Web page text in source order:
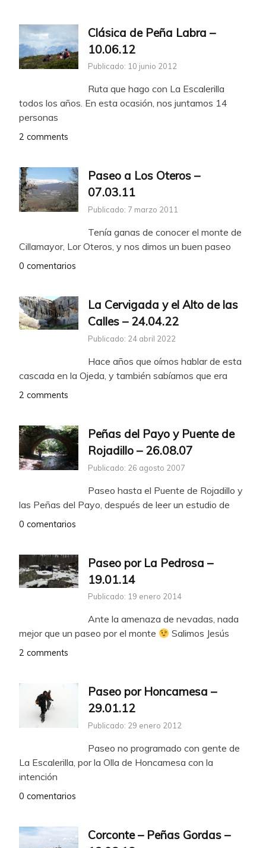
Clásica de Peña Labra –
10.06.12
Publicado: 10 junio 2012
Ruta que hago con La Escalerilla
todos los años. En esta ocasión, nos juntamos 14
personas
2 comments
Paseo a Los Oteros –
07.03.11
Publicado: 7 marzo 2011
Tenía ganas de conocer el monte de
Cillamayor, Lor Oteros, y nos dimos un buen paseo
0 comentarios
La Cervigada y el Alto de las
Calles – 24.04.22
Publicado: 24 abril 2022
Hace años que oímos hablar de esta
cascada en la Ojeda, y también sabíamos que era
2 comments
Peñas del Payo y Puente de
Rojadillo – 26.08.07
Publicado: 26 agosto 2007
Paseo hasta el Puente de Rojadillo y
las Peñas del Payo, después de leer un estudio de
0 comentarios
Paseo por La Pedrosa –
19.01.14
Publicado: 19 enero 2014
Ante la amenaza de nevadas, nada
mejor que un paseo por el monte
Salimos Jesús
2 comments
Paseo por Honcamesa –
29.01.12
Publicado: 29 enero 2012
Paseo no programado con gente de
La Escalerilla, por la Olla de Honcamesa con la
intención
0 comentarios
Corconte – Peñas Gordas –